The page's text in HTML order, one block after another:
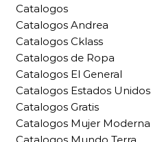
Catalogos
Catalogos Andrea
Catalogos Cklass
Catalogos de Ropa
Catalogos El General
Catalogos Estados Unidos
Catalogos Gratis
Catalogos Mujer Moderna